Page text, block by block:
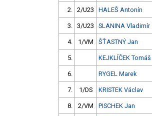
2. 2/U23 HALEŠ Antonín
3. 3/U23 SLANINA Vladimír
4. 1/VM ŠŤASTNÝ Jan
5. KEJKLÍČEK Tomáš
6. RYGEL Marek
7. 1/DS KRISTEK Václav
8. 2/VM PISCHEK Jan